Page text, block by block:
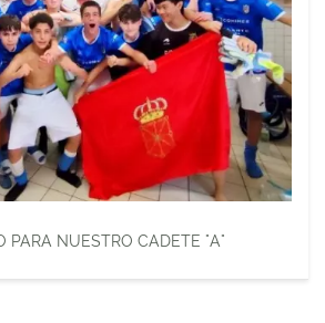
PARA NUESTRO CADETE "A"